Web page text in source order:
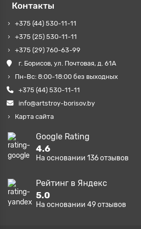
Контакты
+375 (44) 530-11-11
+375 (25) 530-11-11
+375 (29) 760-63-99
г. Борисов, ул. Почтовая, д. 61А
Пн-Вс: 8:00-18:00 без выходных
+375 (44) 530-11-11
info@artstroy-borisov.by
Карта сайта
Google Rating
4.6
На основании 136отзывов
Рейтинг в Яндекс
5.0
На основании 49отзывов